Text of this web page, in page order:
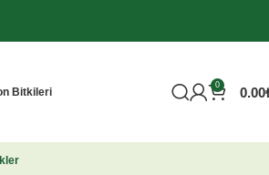
Bitkileri
0 0.00